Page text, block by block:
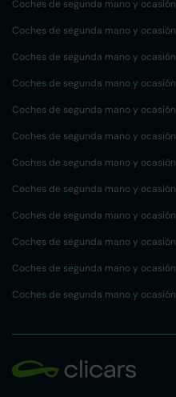
Coches de segunda mano y ocasión
Coches de segunda mano y ocasión
Coches de segunda mano y ocasión
Coches de segunda mano y ocasión
Coches de segunda mano y ocasión
Coches de segunda mano y ocasión
Coches de segunda mano y ocasión
Coches de segunda mano y ocasión
Coches de segunda mano y ocasión
Coches de segunda mano y ocasión
Coches de segunda mano y ocasión
Coches de segunda mano y ocasión